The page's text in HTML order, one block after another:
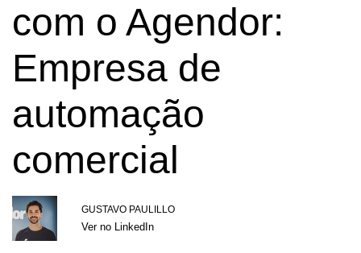
com o Agendor:
Empresa de
automação
comercial
GUSTAVO PAULILLO
Ver no LinkedIn